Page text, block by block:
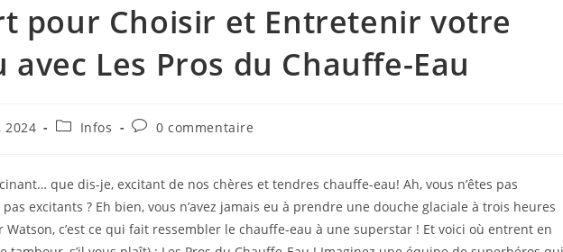
pour Choisir et Entretenir votre
avec Les Pros du Chauffe-Eau
2024
PostInfos
Commentaires
publication :
0 commentaire
que dis-je, excitant de nos chères et tendres chauffe-eau! Ah, vous n’êtes pas
pas excitants ? Eh bien, vous n’avez jamais eu à prendre une douche glaciale à trois heures
c’est ce qui fait ressembler le chauffe-eau à une superstar ! Et voici où entrent en